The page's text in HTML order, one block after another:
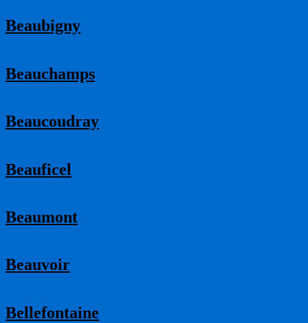
Beaubigny
Beauchamps
Beaucoudray
Beauficel
Beaumont
Beauvoir
Bellefontaine